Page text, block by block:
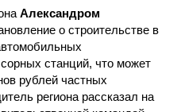
Александром
о строительстве в
станций, что может
рублей частных
региона рассказал на